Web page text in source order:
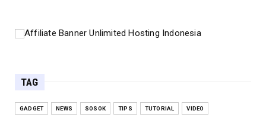
TAG
GADGET NEWS SOSOK TIPS TUTORIAL VIDEO